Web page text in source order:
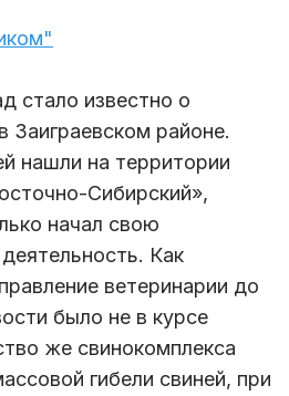
стало известно о
в Заиграевском районе.
нашли на территории
Сибирский»,
начал свою
Как
ветеринарии до
было не в курсе
же свинокомплекса
гибели свиней, при